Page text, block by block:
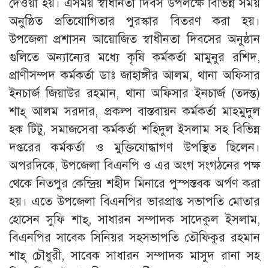
দেওয়া হয়। এসময় স্বাধীনতা দিবস উপলক্ষে বিভিন্ন সময়
অনুষ্ঠিত প্রতিযোগিতার পুরস্কার বিতরণ করা হয়।
উপজেলা প্রশাসন আয়োজিত স্বাধীনতা দিবসের অনুষ্ঠান
গুলিতে অন্যান্যের মধ্যে কৃষি কর্মকর্তা মামুনুর রশিদ,
প্রাণীসম্পদ কর্মকর্তা ডাঃ জাহাঙ্গীর আলম, থানা অফিসার
ইনচার্জ জিয়াউর রহমান, থানা অফিসার ইনচার্জ (তদন্ত)
শাহ্ আলম সরদার, প্রকল্প বাস্তবায়ন কর্মকর্তা মাহমুদুল
হক টিটু, সমাজসেবা কর্মকর্তা শহিদুল ইসলাম সহ বিভিন্ন
দপ্তরের কর্মকর্তা ও মুক্তিযোদ্ধাগণ উপস্থিত ছিলেন।
অপরদিকে, উপজেলা বিএনপি ও এর অংগ সংগঠনের পক্ষ
থেকে নিতপুর কেন্দ্রিয় শহীদ মিনারে পুস্পস্তবক অর্পণ করা
হয়। এতে উপজেলা বিএনপির ভারপ্রাপ্ত সভাপতি মোতার
হোসেন সুফি শাহ্, সাধারন সম্পাদক সাদেকুল ইসলাম,
বিএনপির সাবেক সিনিয়র সহসভাপতি তৌফিকুর রহমান
শাহ্ চৌধুরী, সাবেক সাধারন সম্পাদক মাসুদ রানা সহ